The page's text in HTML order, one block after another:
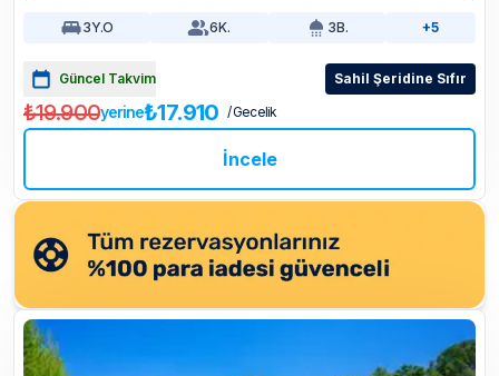
3Y.O 6K. 3B. +5
Güncel Takvim Sahil Şeridine Sıfır
₺19.900yerine₺17.910 / Gecelik
İncele